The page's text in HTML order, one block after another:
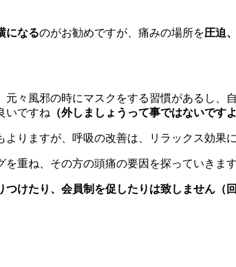
になるのがお勧めですが、痛みの場所を圧迫
々風邪の時にマスクをする習慣があるし、
いですね （外しましょうって事ではないですよ
よりますが、呼吸の改善は、リラックス効果
重ね、その方の頭痛の要因を探っていきます
けたり、会員制を促したりは致しません（